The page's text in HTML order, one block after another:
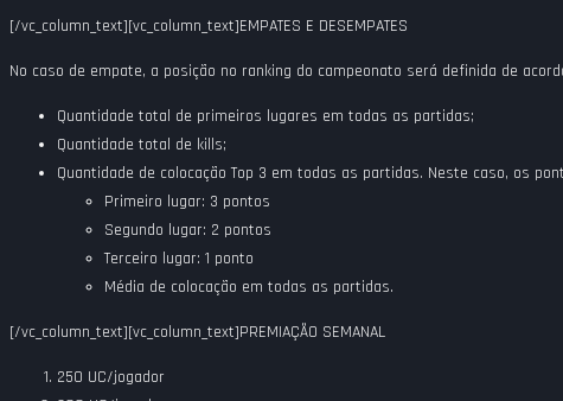
[/vc_column_text][vc_column_text]EMPATES E DESEMPATES
No caso de empate, a posição no ranking do campeonato será definida de
Quantidade total de primeiros lugares em todas as partidas;
Quantidade total de kills;
Quantidade de colocação Top 3 em todas as partidas. Neste caso, os
Primeiro lugar: 3 pontos
Segundo lugar: 2 pontos
Terceiro lugar: 1 ponto
Média de colocação em todas as partidas.
[/vc_column_text][vc_column_text]PREMIAÇÃO SEMANAL
250 UC/jogador